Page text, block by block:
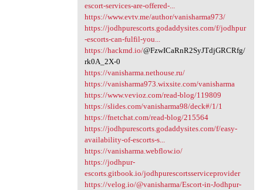
escort-services-are-offered-...
https://www.evtv.me/author/vanisharma973/
https://jodhpurescorts.godaddysites.com/f/jodhpur
-escorts-can-fulfil-you...
https://hackmd.io/@FzwICaRnR2SyJTdjGRCRfg/
rk0A_2X-0
https://vanisharma.nethouse.ru/
https://vanisharma973.wixsite.com/vanisharma
https://www.vevioz.com/read-blog/119809
https://slides.com/vanisharma98/deck#/1/1
https://fnetchat.com/read-blog/215564
https://jodhpurescorts.godaddysites.com/f/easy-
availability-of-escorts-s...
https://vanisharma.webflow.io/
https://jodhpur-
escorts.gitbook.io/jodhpurescortsserviceprovider
https://velog.io/@vanisharma/Escort-in-Jodhpur-